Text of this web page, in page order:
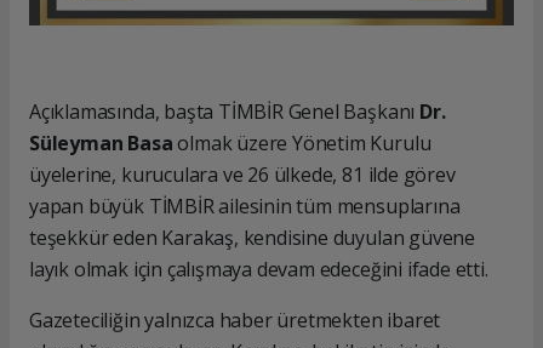
Açıklamasında, başta TİMBİR Genel Başkanı Dr.
Süleyman Basaolmak üzere Yönetim Kurulu
üyelerine, kuruculara ve 26 ülkede, 81 ilde görev
yapan büyük TİMBİR ailesinin tüm mensuplarına
teşekkür eden Karakaş, kendisine duyulan güvene
layık olmak için çalışmaya devam edeceğini ifade etti.
Gazeteciliğin yalnızca haber üretmekten ibaret